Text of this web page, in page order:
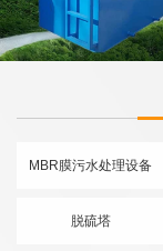
MBR膜污水处理设备
脱硫塔